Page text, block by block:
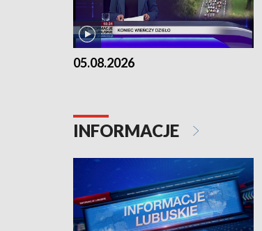
05.08.2026
INFORMACJE